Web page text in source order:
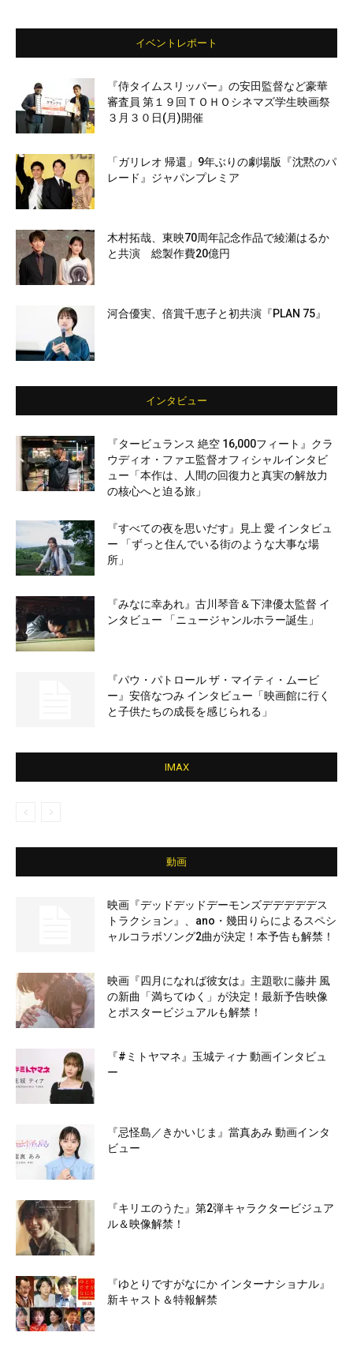
イベントレポート
『侍タイムスリッパー』の安田監督など豪華
審査員 第１９回ＴＯＨＯシネマズ学生映画祭
３月３０日(月)開催
「ガリレオ 帰還」9年ぶりの劇場版『沈黙のパ
レード』ジャパンプレミア
木村拓哉、東映70周年記念作品で綾瀬はるか
と共演 総製作費20億円
河合優実、倍賞千恵子と初共演『PLAN 75』
インタビュー
『タービュランス 絶空 16,000フィート』クラ
ウディオ・ファエ監督オフィシャルインタビ
ュー「本作は、人間の回復力と真実の解放力
の核心へと迫る旅」
『すべての夜を思いだす』見上 愛 インタビュ
ー 「ずっと住んでいる街のような大事な場
所」
『みなに幸あれ』古川琴音＆下津優太監督 イ
ンタビュー 「ニュージャンルホラー誕生」
『パウ・パトロール ザ・マイティ・ムービ
ー』安倍なつみ インタビュー「映画館に行く
と子供たちの成長を感じられる」
IMAX
動画
映画『デッドデッドデーモンズデデデデデス
トラクション』、ano・幾田りらによるスペシ
ャルコラボソング2曲が決定！本予告も解禁！
映画『四月になれば彼女は』主題歌に藤井 風
の新曲「満ちてゆく」が決定！最新予告映像
とポスタービジュアルも解禁！
『#ミトヤマネ』玉城ティナ 動画インタビュ
ー
『忌怪島／きかいじま』當真あみ 動画インタ
ビュー
『キリエのうた』第2弾キャラクタービジュア
ル＆映像解禁！
『ゆとりですがなにか インターナショナル』
新キャスト＆特報解禁